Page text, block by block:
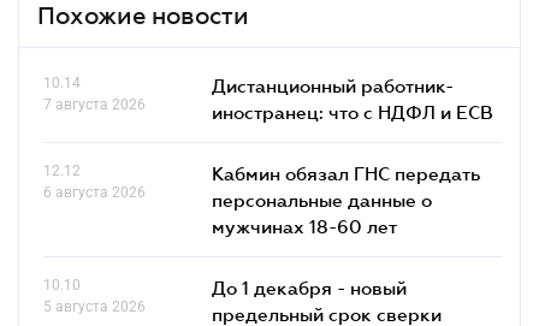
Похожие новости
10.14
7 августа 2026
Дистанционный работник-
иностранец: что с НДФЛ и ЕСВ
12.12
6 августа 2026
Кабмин обязал ГНС передать
персональные данные о
мужчинах 18-60 лет
10.10
5 августа 2026
До 1 декабря - новый
предельный срок сверки